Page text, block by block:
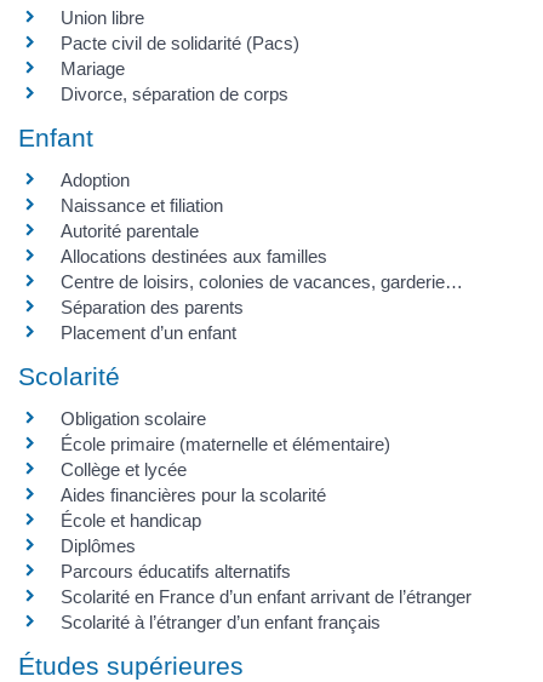
Union libre
Pacte civil de solidarité (Pacs)
Mariage
Divorce, séparation de corps
Enfant
Adoption
Naissance et filiation
Autorité parentale
Allocations destinées aux familles
Centre de loisirs, colonies de vacances, garderie…
Séparation des parents
Placement d’un enfant
Scolarité
Obligation scolaire
École primaire (maternelle et élémentaire)
Collège et lycée
Aides financières pour la scolarité
École et handicap
Diplômes
Parcours éducatifs alternatifs
Scolarité en France d’un enfant arrivant de l’étranger
Scolarité à l’étranger d’un enfant français
Études supérieures